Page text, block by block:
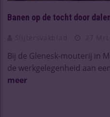
Banen op de tocht door
Bij de Glenesk-mouterij in
de werkgelegenheid aan
meer